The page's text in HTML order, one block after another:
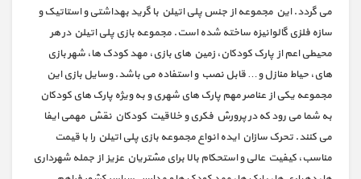
می گردد. این مجموعه از جنس پلی اتیلن با گرید بهداشتی و استاتیک و
سازه فلزی گالوانیزه ساخته شده است. مجموعه بازی پلی اتیلن در هر
محیطی اعم از پارک کودکان، زمین های بازی، مهد کودک ها، شهر بازی
های، حیاط منازل و… قابل نصب و استفاده می باشد. وسایل بازی این
مجموعه یکی از عناصر مهم پارک های شهری و به ویژه پارک های کودکان
به شما می رود که در پرورش فکری و خلاقیت کودکان نقش مهمی ایفا
می کنند. تحرک سازان ایده انواع مجموعه بازی پلی اتیلن را با قیمت
مناسب، کیفیت عالی و استحکام بالا برای مشتریان عزیز از جمله شهرداری